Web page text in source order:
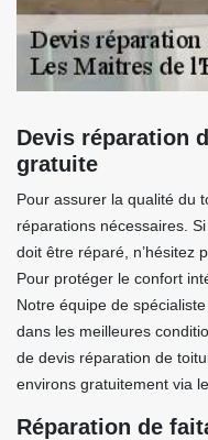
Devis réparation
gratuite
Pour assurer la qualité du
réparations nécessaires.
doit être réparé, n’hésitez
Pour protéger le confort
Notre équipe de
dans les meilleures
de devis réparation de
environs gratuitement via
Réparation de